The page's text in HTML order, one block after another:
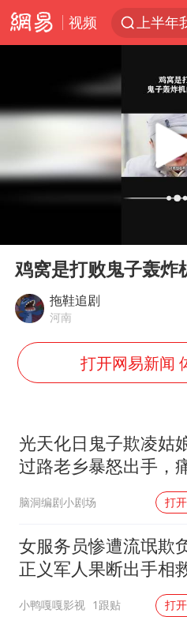
视频
上海有
白海豚
王艺迪
上海大
《龙餐
Play
鸡窝是打败鬼子轰炸
拖鞋追剧
河南
打开网易新闻
光天化日鬼子欺凌姑
过路老乡暴怒出手，
脑洞编剧小剧场 打
女服务员惨遭流氓欺
正义军人果断出手相
小鸭嘎嘎影视 1跟贴 打